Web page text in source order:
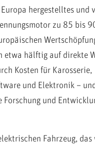
hergestelltes und
zu 85 bis
etwa hälftig auf direkte
Kosten für Karosserie,
und Elektronik –
Forschung und
Fahrzeug, das